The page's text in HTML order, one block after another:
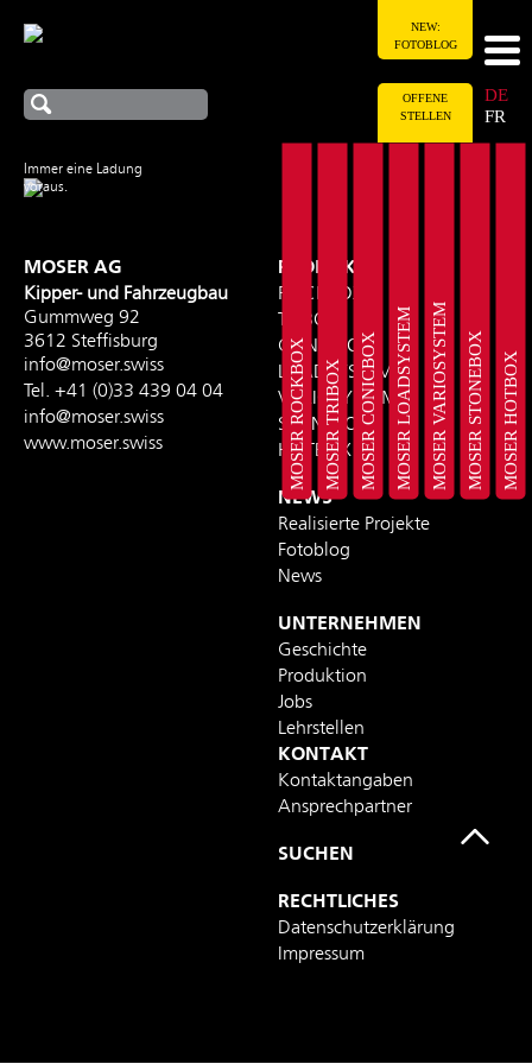
Immer eine Ladung
voraus.
DE
FR
NEW:
FOTOBLOG
OFFENE
STELLEN
MOSER ROCKBOXMOSER TRIBOXMOSER CONICBOXMOSER LOADSYSTEMMOSER VARIOSYSTEMMOSER STONEBOXMOSER HOTBOX
MOSER AG
Kipper- und Fahrzeugbau
Gummweg 92
3612 Steffisburg
info@moser.swiss
Tel. +41 (0)33 439 04 04
info@moser.swiss
www.moser.swiss
PRODUKTE
ROCKBOX
TRIBOX
CONICBOX
LOADSYSTEM
VARIOSYSTEM
STONEBOX
HOTBOX
NEWS
Realisierte Projekte
Fotoblog
News
UNTERNEHMEN
Geschichte
Produktion
Jobs
Lehrstellen
KONTAKT
Kontaktangaben
Ansprechpartner
SUCHEN
RECHTLICHES
Datenschutzerklärung
Impressum